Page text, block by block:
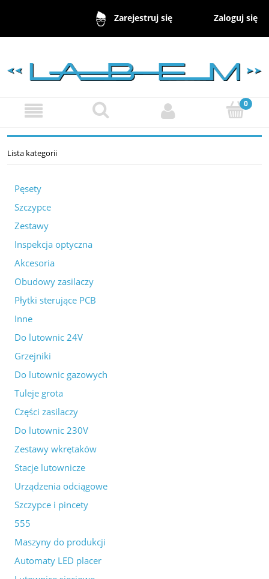
Zarejestruj się Zaloguj się
Lista kategorii
Pęsety
Szczypce
Zestawy
Inspekcja optyczna
Akcesoria
Obudowy zasilaczy
Płytki sterujące PCB
Inne
Do lutownic 24V
Grzejniki
Do lutownic gazowych
Tuleje grota
Części zasilaczy
Do lutownic 230V
Zestawy wkrętaków
Stacje lutownicze
Urządzenia odciągowe
Szczypce i pincety
555
Maszyny do produkcji
Automaty LED placer